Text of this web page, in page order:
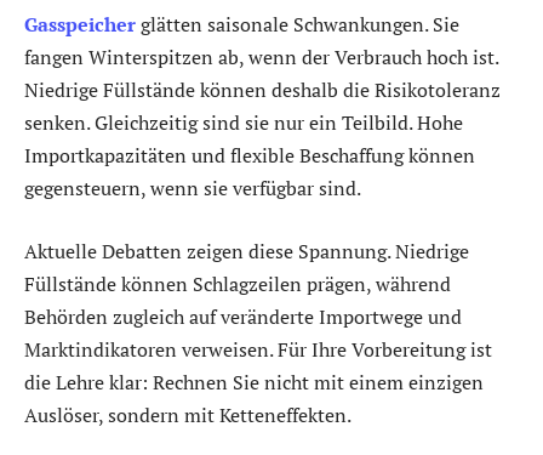
Gasspeicherglätten saisonale Schwankungen. Sie
fangen Winterspitzen ab, wenn der Verbrauch hoch ist.
Niedrige Füllstände können deshalb die Risikotoleranz
senken. Gleichzeitig sind sie nur ein Teilbild. Hohe
Importkapazitäten und flexible Beschaffung können
gegensteuern, wenn sie verfügbar sind.
Aktuelle Debatten zeigen diese Spannung. Niedrige
Füllstände können Schlagzeilen prägen, während
Behörden zugleich auf veränderte Importwege und
Marktindikatoren verweisen. Für Ihre Vorbereitung ist
die Lehre klar: Rechnen Sie nicht mit einem einzigen
Auslöser, sondern mit Ketteneffekten.